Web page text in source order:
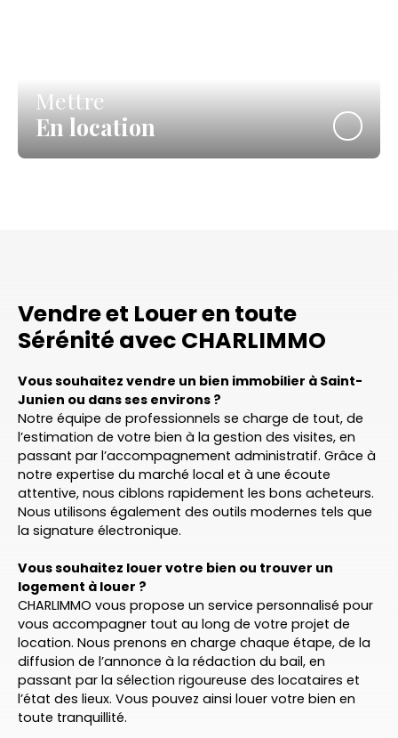
Mettre
En location
Vendre et Louer en toute
Sérénité avec CHARLIMMO
Vous souhaitez vendre un bien immobilier à Saint-
Junien ou dans ses environs ?
Notre équipe de professionnels se charge de tout, de
l’estimation de votre bien à la gestion des visites, en
passant par l’accompagnement administratif. Grâce à
notre expertise du marché local et à une écoute
attentive, nous ciblons rapidement les bons acheteurs.
Nous utilisons également des outils modernes tels que
la signature électronique.
Vous souhaitez louer votre bien ou trouver un
logement à louer ?
CHARLIMMO vous propose un service personnalisé pour
vous accompagner tout au long de votre projet de
location. Nous prenons en charge chaque étape, de la
diffusion de l’annonce à la rédaction du bail, en
passant par la sélection rigoureuse des locataires et
l’état des lieux. Vous pouvez ainsi louer votre bien en
toute tranquillité.